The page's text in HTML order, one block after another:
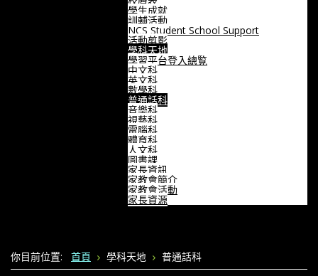
學生成就
訓輔活動
NCS Student School Support
活動剪影
學科天地
學習平台登入總覧
中文科
英文科
數學科
普通話科
音樂科
視藝科
電腦科
體育科
人文科
圖書課
家長資訊
家教會簡介
家教會活動
家長資源
你目前位置: 首頁 學科天地 普通話科